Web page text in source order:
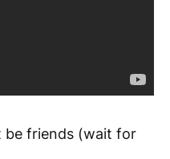
be friends (wait for